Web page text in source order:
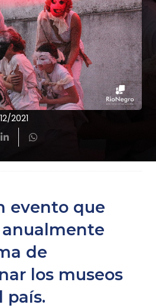
2021
evento que
anualmente
de
los museos
país.